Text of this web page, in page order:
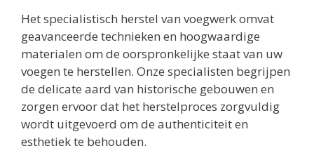
Het specialistisch herstel van voegwerk omvat
geavanceerde technieken en hoogwaardige
materialen om de oorspronkelijke staat van uw
voegen te herstellen. Onze specialisten begrijpen
de delicate aard van historische gebouwen en
zorgen ervoor dat het herstelproces zorgvuldig
wordt uitgevoerd om de authenticiteit en
esthetiek te behouden.